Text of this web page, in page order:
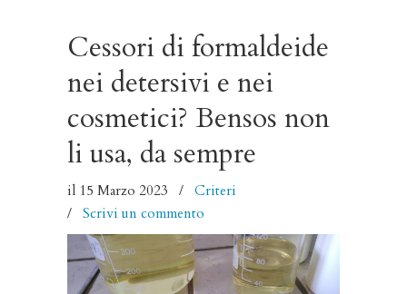
Cessori di formaldeide
nei detersivi e nei
cosmetici? Bensos non
li usa, da sempre
il 15 Marzo 2023 / Criteri
/ Scrivi un commento